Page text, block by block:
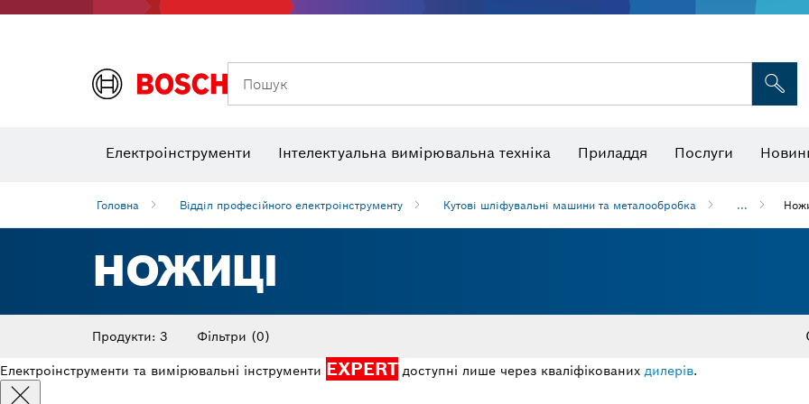
Пошук
Електроінструменти Інтелектуальна вимірювальна техніка Приладдя Послуги
Головна Відділ професійного електроінструменту Кутові шліфувальні машини та металообробка ...
НОЖИЦІ
Продукти: 3 Фільтри (0)
Електроінструменти та вимірювальні інструменти EXPERT доступні лише через кваліфікованихдилерів.